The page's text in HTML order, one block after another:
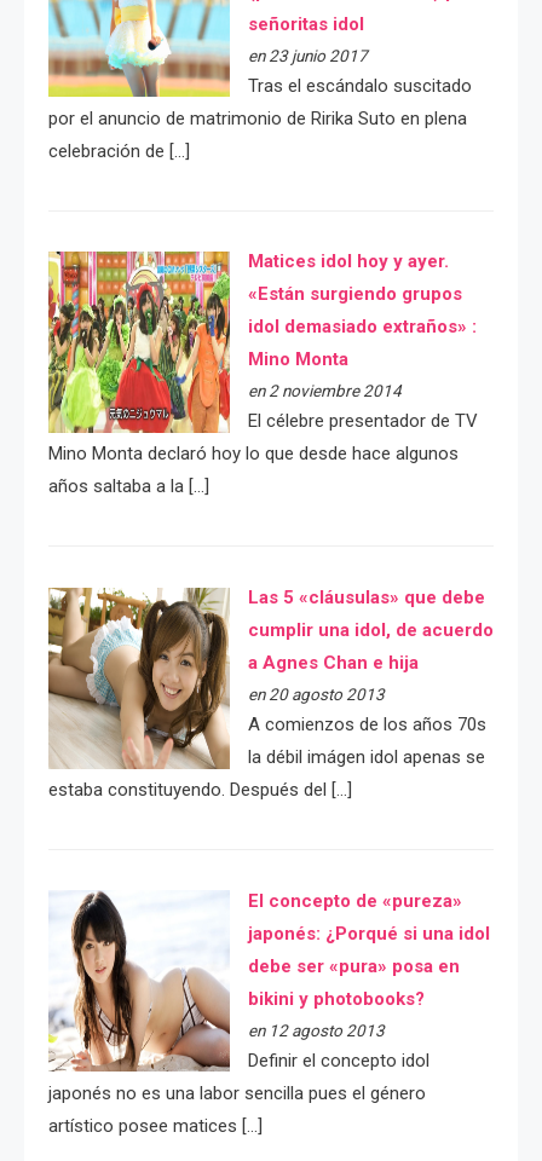
señoritas idol
en 23 junio 2017
Tras el escándalo suscitado
por el anuncio de matrimonio de Ririka Suto en plena
celebración de […]
Matices idol hoy y ayer.
«Están surgiendo grupos
idol demasiado extraños» :
Mino Monta
en 2 noviembre 2014
El célebre presentador de TV
Mino Monta declaró hoy lo que desde hace algunos
años saltaba a la […]
Las 5 «cláusulas» que debe
cumplir una idol, de acuerdo
a Agnes Chan e hija
en 20 agosto 2013
A comienzos de los años 70s
la débil imágen idol apenas se
estaba constituyendo. Después del […]
El concepto de «pureza»
japonés: ¿Porqué si una idol
debe ser «pura» posa en
bikini y photobooks?
en 12 agosto 2013
Definir el concepto idol
japonés no es una labor sencilla pues el género
artístico posee matices […]